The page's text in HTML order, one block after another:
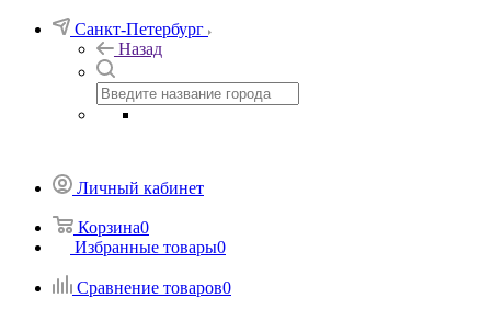
Санкт-Петербург
Назад
Личный кабинет
Корзина0
Избранные товары0
Сравнение товаров0